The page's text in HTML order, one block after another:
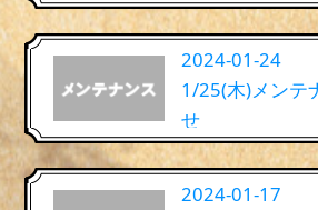
2024-01-24
1/25(木)メンテ
せ
2024-01-17